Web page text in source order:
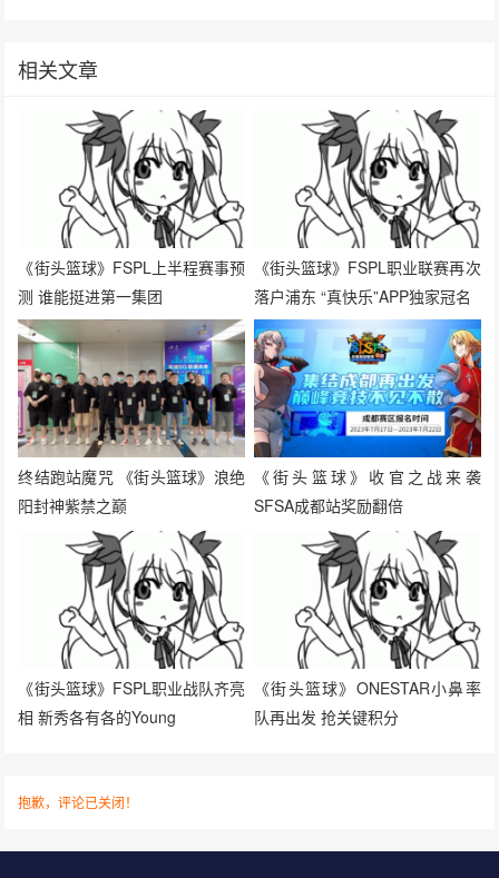
相关文章
《街头篮球》FSPL上半程赛事预
测 谁能挺进第一集团
《街头篮球》FSPL职业联赛再次
落户浦东 “真快乐”APP独家冠名
终结跑站魔咒 《街头篮球》浪绝
阳封神紫禁之巅
《街头篮球》收官之战来袭
SFSA成都站奖励翻倍
《街头篮球》FSPL职业战队齐亮
相 新秀各有各的Young
《街头篮球》ONESTAR小鼻率
队再出发 抢关键积分
抱歉，评论已关闭！